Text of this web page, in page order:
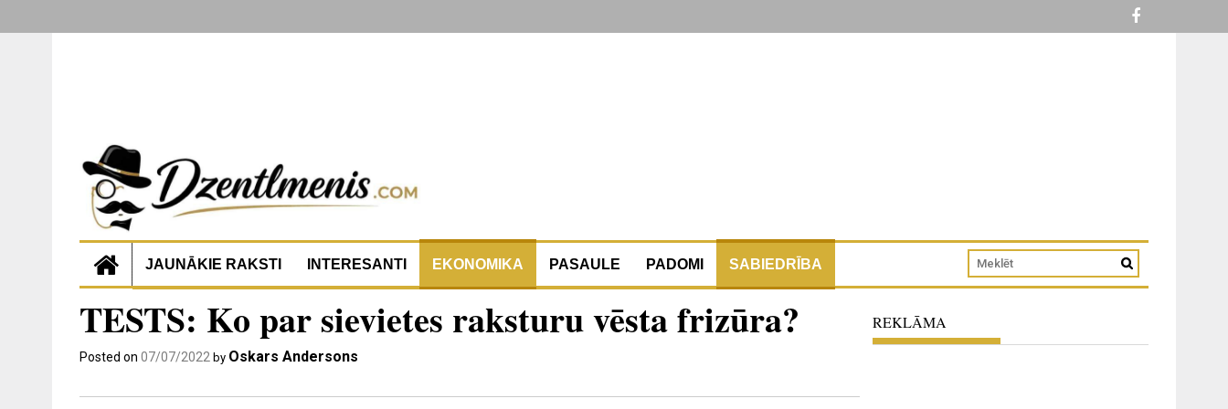
JAUNĀKIE RAKSTI INTERESANTI EKONOMIKA PASAULE PADOMI SABIEDRĪBA
TESTS: Ko par sievietes raksturu vēsta frizūra?
Posted on 07/07/2022 by Oskars Andersons
REKLĀMA